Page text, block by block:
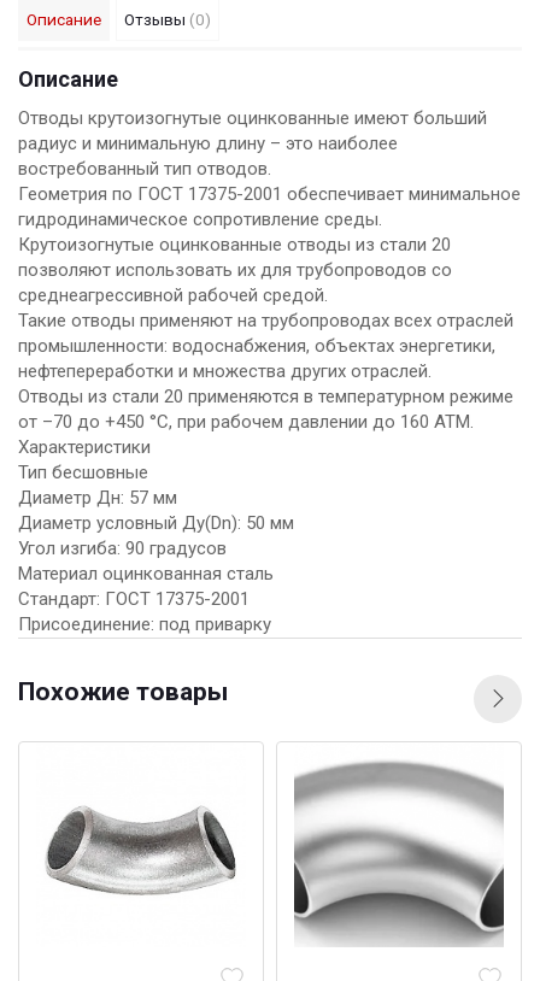
Описание Отзывы (0)
Описание
Отводы крутоизогнутые оцинкованные имеют больший
радиус и минимальную длину – это наиболее
востребованный тип отводов.
Геометрия по ГОСТ 17375-2001 обеспечивает минимальное
гидродинамическое сопротивление среды.
Крутоизогнутые оцинкованные отводы из стали 20
позволяют использовать их для трубопроводов со
среднеагрессивной рабочей средой.
Такие отводы применяют на трубопроводах всех отраслей
промышленности: водоснабжения, объектах энергетики,
нефтепереработки и множества других отраслей.
Отводы из стали 20 применяются в температурном режиме
от –70 до +450 °C, при рабочем давлении до 160 АТМ.
Характеристики
Тип бесшовные
Диаметр Дн: 57 мм
Диаметр условный Ду(Dn): 50 мм
Угол изгиба: 90 градусов
Материал оцинкованная сталь
Стандарт: ГОСТ 17375-2001
Присоединение: под приварку
Похожие товары